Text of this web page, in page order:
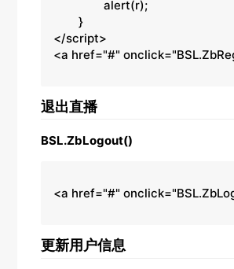
		alert(r);
	}
</script>
<a href="#"
退出直播
BSL.ZbLogout()
<a href="#"
更新用户信息